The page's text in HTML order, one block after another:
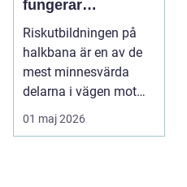
fungerar
riskutbildningen
och därför spelar
den roll
Riskutbildningen på
halkbana är en av de
mest minnesvärda
delarna i vägen mot
körkort. Många
kommer ...
01 maj 2026